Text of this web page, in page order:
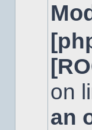
message
non
lu
on
an